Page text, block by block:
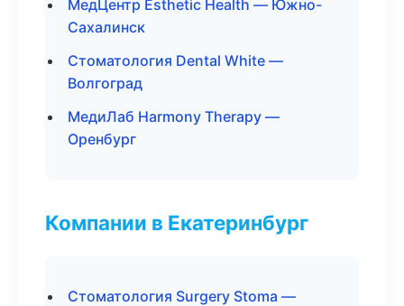
МедЦентр Esthetic Health — Южно-
Сахалинск
Стоматология Dental White —
Волгоград
МедиЛаб Harmony Therapy —
Оренбург
Компании в Екатеринбург
Стоматология Surgery Stoma —